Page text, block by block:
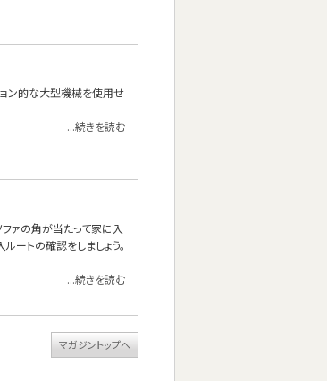
ョン的な大型機械を使用せ
...続きを読む
ファの角が当たって家に入
ートの確認をしましょう。
...続きを読む
マガジントップへ